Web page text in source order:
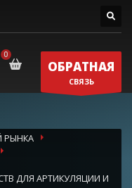
ОБРАТНАЯ
СВЯЗЬ
РЫНКА
ДЛЯ АРТИКУЛЯЦИИ И